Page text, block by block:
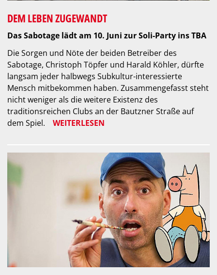
DEM LEBEN ZUGEWANDT
Das Sabotage lädt am 10. Juni zur Soli-Party ins TBA
Die Sorgen und Nöte der beiden Betreiber des
Sabotage, Christoph Töpfer und Harald Köhler, dürfte
langsam jeder halbwegs Subkultur-interessierte
Mensch mitbekommen haben. Zusammengefasst steht
nicht weniger als die weitere Existenz des
traditionsreichen Clubs an der Bautzner Straße auf
dem Spiel.
WEITERLESEN